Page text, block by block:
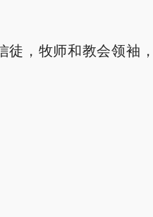
徒，牧师和教会领袖